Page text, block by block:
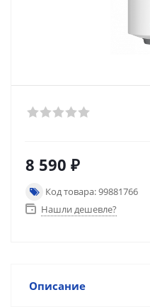
8 590 ₽
Код товара: 99881766
Нашли дешевле?
Описание